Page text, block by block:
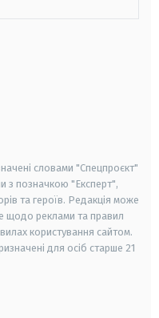
словами "Спецпроєкт"
з позначкою "Експерт",
та героїв. Редакція може
щодо реклами та правил
користування сайтом.
для осіб старше 21